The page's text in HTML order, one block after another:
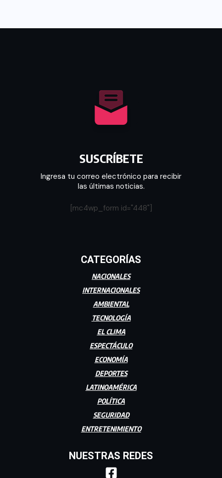
SUSCRÍBETE
Ingresa tu correo electrónico para recibir
las últimas noticias.
[mc4wp_form id="448"]
CATEGORÍAS
NACIONALES
INTERNACIONALES
AMBIENTAL
TECNOLOGÍA
EL CLIMA
ESPECTÁCULO
ECONOMÍA
DEPORTES
LATINOAMÉRICA
POLÍTICA
SEGURIDAD
ENTRETENIMIENTO
NUESTRAS REDES